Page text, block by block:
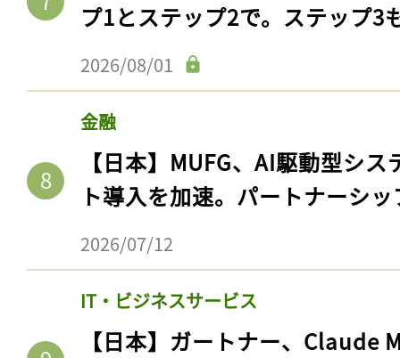
プ1とステップ2で。ステップ3
2026/08/01
金融
【日本】MUFG、AI駆動型シ
ト導入を加速。パートナーシ
2026/07/12
IT・ビジネスサービス
【日本】ガートナー、Claude